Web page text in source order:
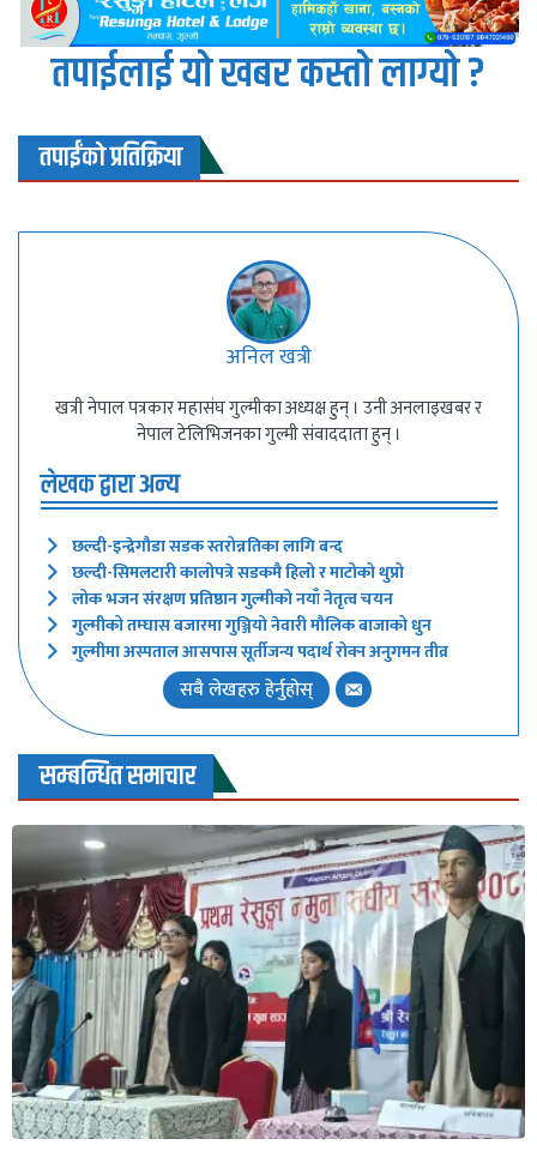
तपाईलाई यो खबर कस्तो लाग्यो ?
तपाईंको प्रतिक्रिया
अनिल खत्री
खत्री नेपाल पत्रकार महासंघ गुल्मीका अध्यक्ष हुन् । उनी अनलाइखबर र
नेपाल टेलिभिजनका गुल्मी संवाददाता हुन् ।
लेखक द्वारा अन्य
छल्दी-इन्द्रेगौडा सडक स्तरोन्नतिका लागि बन्द
छल्दी-सिमलटारी कालोपत्रे सडकमै हिलो र माटोको थुप्रो
लोक भजन संरक्षण प्रतिष्ठान गुल्मीको नयाँ नेतृत्व चयन
गुल्मीको तम्घास बजारमा गुञ्जियो नेवारी मौलिक बाजाको धुन
गुल्मीमा अस्पताल आसपास सूर्तीजन्य पदार्थ रोक्न अनुगमन तीव्र
सबै लेखहरु हेर्नुहोस्
सम्बन्धित समाचार